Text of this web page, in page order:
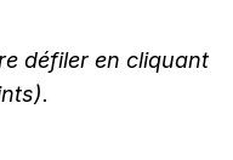
défiler en cliquant